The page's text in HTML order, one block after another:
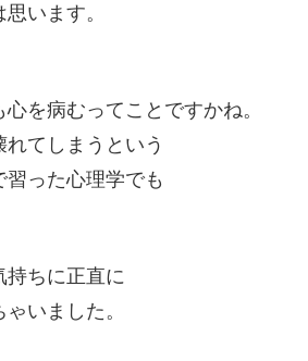
います。
を病むってことですかね。
てしまうという
った心理学でも
持ちに正直に
いました。